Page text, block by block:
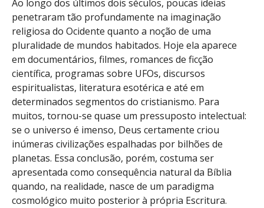
Ao longo dos últimos dois séculos, poucas ideias
penetraram tão profundamente na imaginação
religiosa do Ocidente quanto a noção de uma
pluralidade de mundos habitados. Hoje ela aparece
em documentários, filmes, romances de ficção
científica, programas sobre UFOs, discursos
espiritualistas, literatura esotérica e até em
determinados segmentos do cristianismo. Para
muitos, tornou-se quase um pressuposto intelectual:
se o universo é imenso, Deus certamente criou
inúmeras civilizações espalhadas por bilhões de
planetas. Essa conclusão, porém, costuma ser
apresentada como consequência natural da Bíblia
quando, na realidade, nasce de um paradigma
cosmológico muito posterior à própria Escritura.